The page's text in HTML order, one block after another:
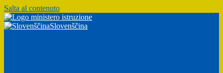
Salta al contenuto
Slovenščina